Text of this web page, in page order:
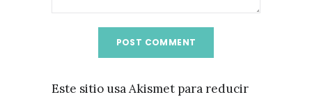
Este sitio usa Akismet para reducir